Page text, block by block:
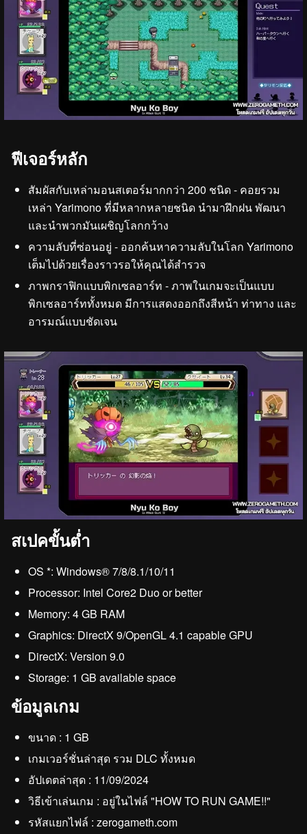
ฟีเจอร์หลัก
สัมผัสกับเหล่ามอนสเตอร์มากกว่า 200 ชนิด - คอยรวม
เหล่า Yarimono ที่มีหลากหลายชนิด นำมาฝึกฝน พัฒนา
และนำพวกมันเผชิญโลกกว้าง
ความลับที่ซ่อนอยู่ - ออกค้นหาความลับในโลก Yarimono
เต็มไปด้วยเรื่องราวรอให้คุณได้สำรวจ
ภาพกราฟิกแบบพิกเซลอาร์ท - ภาพในเกมจะเป็นแบบ
พิกเซลอาร์ททั้งหมด มีการแสดงออกถึงสีหน้า ท่าทาง และ
อารมณ์แบบชัดเจน
สเปคขั้นต่ำ
OS *: Windows® 7/8/8.1/10/11
Processor: Intel Core2 Duo or better
Memory: 4 GB RAM
Graphics: DirectX 9/OpenGL 4.1 capable GPU
DirectX: Version 9.0
Storage: 1 GB available space
ข้อมูลเกม
ขนาด : 1 GB
เกมเวอร์ชั่นล่าสุด รวม DLC ทั้งหมด
อัปเดตล่าสุด : 11/09/2024
วิธีเข้าเล่นเกม : อยู่ในไฟล์ "HOW TO RUN GAME!!"
รหัสแยกไฟล์ : zerogameth.com